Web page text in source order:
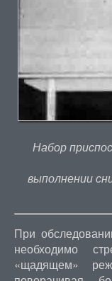
Набор
выполнении
При
необходимо
«щадящем»